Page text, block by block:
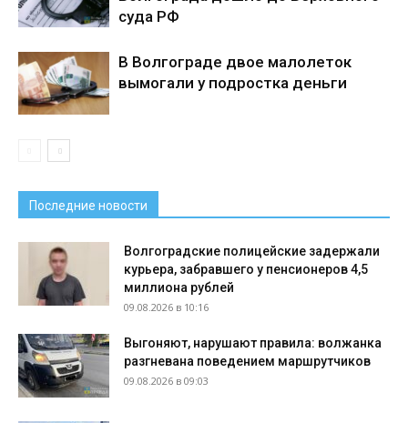
суда РФ
В Волгограде двое малолеток
вымогали у подростка деньги
Последние новости
Волгоградские полицейские задержали
курьера, забравшего у пенсионеров 4,5
миллиона рублей
09.08.2026 в 10:16
Выгоняют, нарушают правила: волжанка
разгневана поведением маршрутчиков
09.08.2026 в 09:03